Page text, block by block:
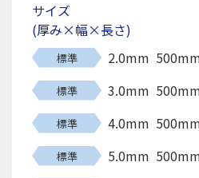
サイズ
(厚み×幅×長さ)
標準 2.0mm
標準 3.0mm
標準 4.0mm
標準 5.0mm